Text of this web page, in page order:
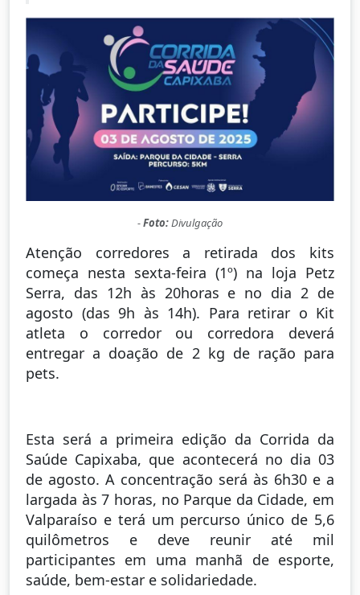
-Foto:Divulgação
Atenção corredores a retirada dos kits
começa nesta sexta-feira (1º) na loja Petz
Serra, das 12h às 20horas e no dia 2 de
agosto (das 9h às 14h). Para retirar o Kit
atleta o corredor ou corredora deverá
entregar a doação de 2 kg de ração para
pets.
Esta será a primeira edição da Corrida da
Saúde Capixaba, que acontecerá no dia 03
de agosto. A concentração será às 6h30 e a
largada às 7 horas, no Parque da Cidade, em
Valparaíso e terá um percurso único de 5,6
quilômetros e deve reunir até mil
participantes em uma manhã de esporte,
saúde, bem-estar e solidariedade.